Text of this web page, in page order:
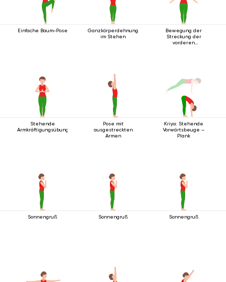
Einfache Baum-Pose
Ganzkörperdehnung
im Stehen
Bewegung der
Streckung der
vorderen
Stehende
Armkräftigungsübung
Pose mit
ausgestreckten
Armen
Kriya: Stehende
Vorwärtsbeuge –
Plank
Sonnengruß Sonnengruß Sonnengruß